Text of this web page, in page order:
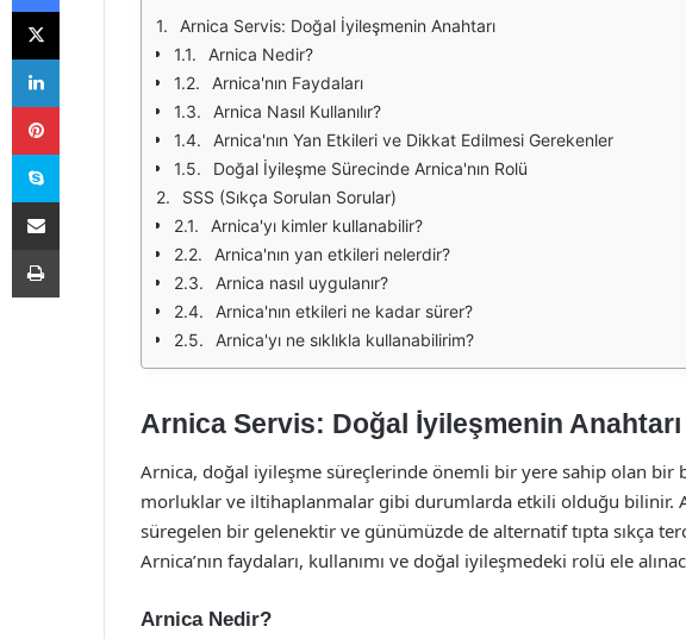
Arnica Servis: Doğal İyileşmenin Anahtarı
Arnica Nedir?
Arnica'nın Faydaları
Arnica Nasıl Kullanılır?
Arnica'nın Yan Etkileri ve Dikkat Edilmesi Gerekenler
Doğal İyileşme Sürecinde Arnica'nın Rolü
SSS (Sıkça Sorulan Sorular)
Arnica'yı kimler kullanabilir?
Arnica'nın yan etkileri nelerdir?
Arnica nasıl uygulanır?
Arnica'nın etkileri ne kadar sürer?
Arnica'yı ne sıklıkla kullanabilirim?
Arnica Servis: Doğal İyileşmenin Anahtarı
Arnica, doğal iyileşme süreçlerinde önemli bir yere sahip olan bir
morluklar ve iltihaplanmalar gibi durumlarda etkili olduğu bilinir.
süregelen bir gelenektir ve günümüzde de alternatif tıpta sıkça
Arnica’nın faydaları, kullanımı ve doğal iyileşmedeki rolü ele
Arnica Nedir?
X
LinkedIn
Pinterest
Skype
E-Posta ile paylaş